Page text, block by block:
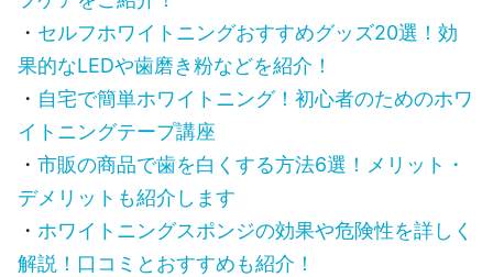
・ セルフホワイトニングおすすめグッズ20選！効
果的なLEDや歯磨き粉などを紹介！
・ 自宅で簡単ホワイトニング！初心者のためのホワ
イトニングテープ講座
・ 市販の商品で歯を白くする方法6選！メリット・
デメリットも紹介します
・ ホワイトニングスポンジの効果や危険性を詳しく
解説！口コミとおすすめも紹介！